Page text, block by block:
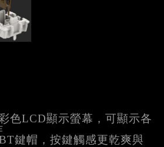
色LCD顯示螢幕，可顯示各
鍵帽，按鍵觸感更乾爽與